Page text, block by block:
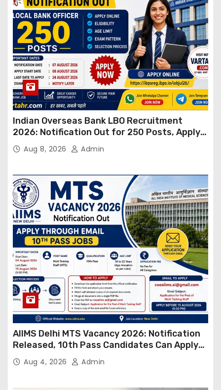
Indian Overseas Bank LBO Recruitment
2026: Notification Out for 250 Posts, Apply
OnlineAug 8, 2026 Admin
AIIMS Delhi MTS Vacancy 2026: Notification
Released, 10th Pass Candidates Can Apply
Through Email
Aug 4, 2026 Admin